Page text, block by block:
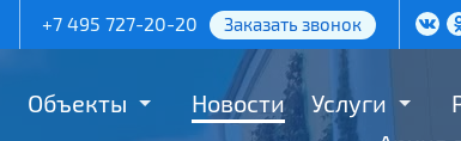
+7 495 727-20-20 Заказать звонок
Объекты Новости Услуги